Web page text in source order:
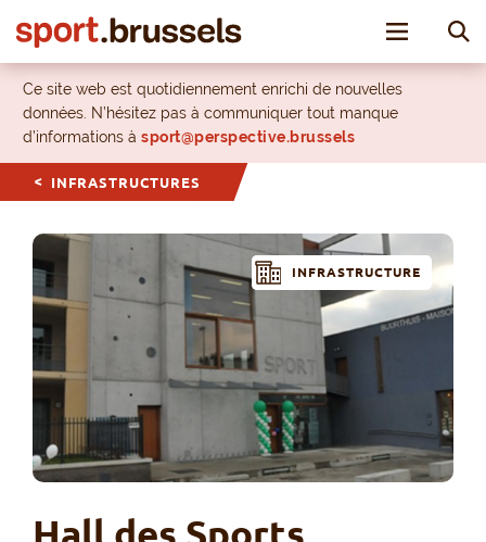
Toggle
Ce site web est quotidiennement enrichi de nouvelles
données. N’hésitez pas à communiquer tout manque
d’informations à sport@perspective.brussels
INFRASTRUCTURES
INFRASTRUCTURE
Hall des Sports